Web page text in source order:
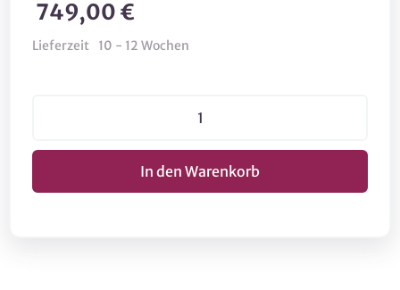
749,00 €
Lieferzeit 10 - 12 Wochen